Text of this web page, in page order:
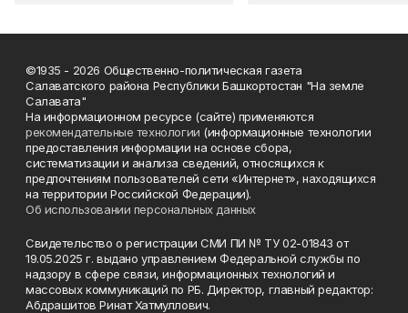
©1935 - 2026 Общественно-политическая газета
Салаватского района Республики Башкортостан "На земле
Салавата"
На информационном ресурсе (сайте) применяются
рекомендательные технологии (информационные технологии
предоставления информации на основе сбора,
систематизации и анализа сведений, относящихся к
предпочтениям пользователей сети «Интернет», находящихся
на территории Российской Федерации).
Об использовании персональных данных
Свидетельство о регистрации СМИ ПИ № ТУ 02-01843 от
19.05.2025 г. выдано управлением Федеральной службы по
надзору в сфере связи, информационных технологий и
массовых коммуникаций по РБ. Директор, главный редактор:
Абдрашитов Ринат Хатмуллович.